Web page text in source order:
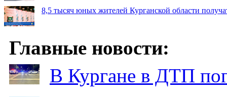
8,5 тысяч юных жителей Курганской области
Главные новости:
В Кургане в ДТП